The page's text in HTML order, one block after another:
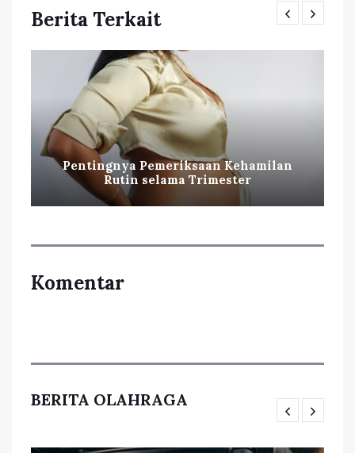
Berita Terkait
Pentingnya Pemeriksaan Kehamilan
Rutin selama Trimester
Komentar
BERITA OLAHRAGA